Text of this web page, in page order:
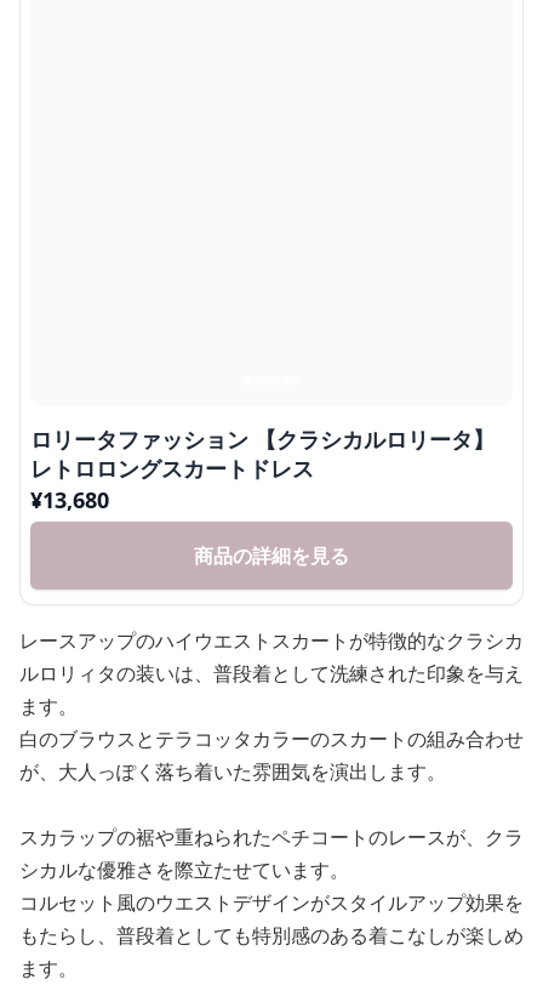
ロリータファッション 【クラシカルロリータ】
レトロロングスカートドレス
¥13,680
商品の詳細を見る
レースアップのハイウエストスカートが特徴的なクラシカ
ルロリィタの装いは、普段着として洗練された印象を与え
ます。
白のブラウスとテラコッタカラーのスカートの組み合わせ
が、大人っぽく落ち着いた雰囲気を演出します。
スカラップの裾や重ねられたペチコートのレースが、クラ
シカルな優雅さを際立たせています。
コルセット風のウエストデザインがスタイルアップ効果を
もたらし、普段着としても特別感のある着こなしが楽しめ
ます。